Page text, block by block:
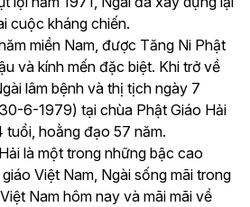
cuộc kháng chiến.
miền Nam, được Tăng Ni Phật
và kính mến đặc biệt. Khi trở về
lâm bệnh và thị tịch ngày 7
6-1979) tại chùa Phật Giáo Hải
tuổi, hoằng đạo 57 năm.
là một trong những bậc cao
Việt Nam, Ngài sống mãi trong
Nam hôm nay và mãi mãi về